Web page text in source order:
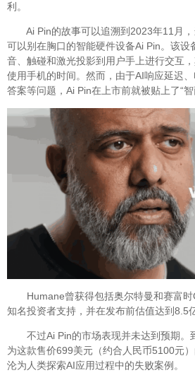
利。
Ai Pin的故事可以追溯到2023年11月，
可以别在胸口的智能硬件设备Ai Pin。该设
音、触碰和激光投影到用户手上进行交互
使用手机的时间。然而，由于AI响应延迟
答案等问题，Ai Pin在上市前就被贴上了“智
Humane曾获得包括奥尔特曼和赛富时
知名投资者支持，并在发布前估值达到8.5
不过Ai Pin的市场表现并未达到预期。
为这款售价699美元（约合人民币5100元
沦为人类探索AI应用过程中的失败案例。